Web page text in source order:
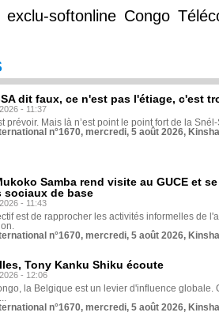
exclu-softonline Congo
dit faux, ce n'est pas l'étiage, c'est
- 11:37
prévoir. Mais là n’est point le point fort de la
n°1670, mercredi, 5 août 2026,
Samba rend visite au GUCE et
sociaux de base
- 11:43
est de rapprocher les activités informelles de
n°1670, mercredi, 5 août 2026,
Tony Kanku Shiku écoute
- 12:06
la Belgique est un levier d'influence globale.
n°1670, mercredi, 5 août 2026,